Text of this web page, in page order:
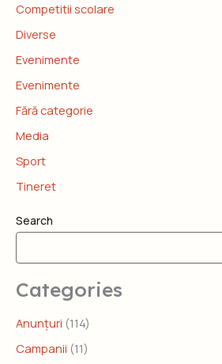
Competitii scolare
Diverse
Evenimente
Evenimente
Fără categorie
Media
Sport
Tineret
Search
Categories
Anunțuri (114)
Campanii (11)